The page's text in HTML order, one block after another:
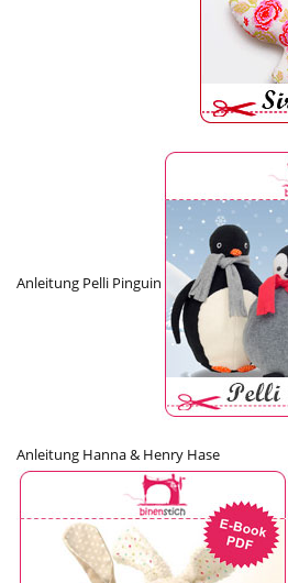
Anleitung Pelli Pinguin
Anleitung Hanna & Henry Hase